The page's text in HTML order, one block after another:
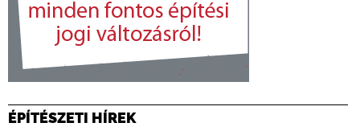
ÉPÍTÉSZETI HÍREK